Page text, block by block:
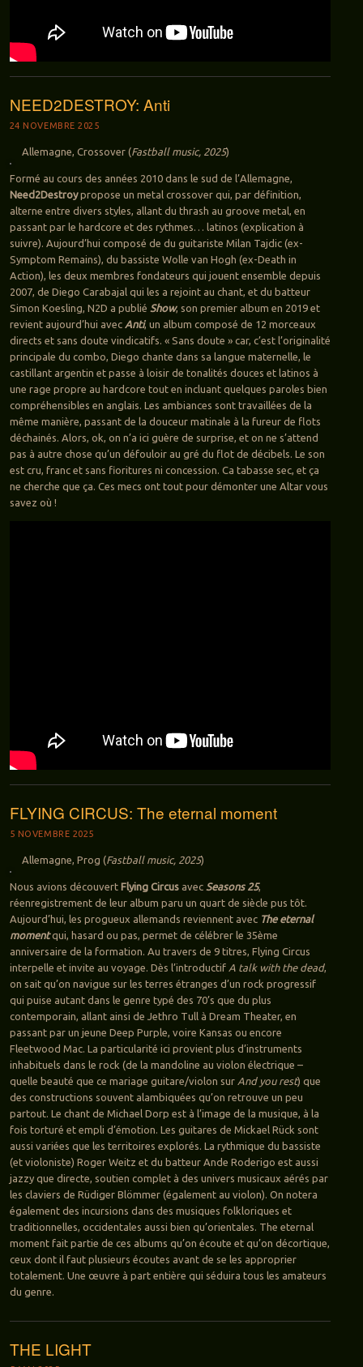
NEED2DESTROY: Anti
24 NOVEMBRE 2025
Allemagne, Crossover (Fastball music, 2025)
Formé au cours des années 2010 dans le sud de l’Allemagne,
Need2Destroypropose un metal crossover qui, par définition,
alterne entre divers styles, allant du thrash au groove metal, en
passant par le hardcore et des rythmes… latinos (explication à
suivre). Aujourd’hui composé de du guitariste Milan Tajdic (ex-
Symptom Remains), du bassiste Wolle van Hogh (ex-Death in
Action), les deux membres fondateurs qui jouent ensemble depuis
2007, de Diego Carabajal qui les a rejoint au chant, et du batteur
Simon Koesling, N2D a publié Show, son premier album en 2019 et
revient aujourd’hui avec Anti, un album composé de 12 morceaux
directs et sans doute vindicatifs. « Sans doute » car, c’est l’originalité
principale du combo, Diego chante dans sa langue maternelle, le
castillant argentin et passe à loisir de tonalités douces et latinos à
une rage propre au hardcore tout en incluant quelques paroles bien
compréhensibles en anglais. Les ambiances sont travaillées de la
même manière, passant de la douceur matinale à la fureur de flots
déchainés. Alors, ok, on n’a ici guère de surprise, et on ne s’attend
pas à autre chose qu’un défouloir au gré du flot de décibels. Le son
est cru, franc et sans fioritures ni concession. Ca tabasse sec, et ça
ne cherche que ça. Ces mecs ont tout pour démonter une Altar vous
savez où !
FLYING CIRCUS: The eternal moment
5 NOVEMBRE 2025
Allemagne, Prog (Fastball music, 2025)
Nous avions découvert Flying Circusavec Seasons 25,
réenregistrement de leur album paru un quart de siècle pus tôt.
Aujourd’hui, les progueux allemands reviennent avec The eternal
momentqui, hasard ou pas, permet de célébrer le 35ème
anniversaire de la formation. Au travers de 9 titres, Flying Circus
interpelle et invite au voyage. Dès l’introductif A talk with the dead,
on sait qu’on navigue sur les terres étranges d’un rock progressif
qui puise autant dans le genre typé des 70’s que du plus
contemporain, allant ainsi de Jethro Tull à Dream Theater, en
passant par un jeune Deep Purple, voire Kansas ou encore
Fleetwood Mac. La particularité ici provient plus d’instruments
inhabituels dans le rock (de la mandoline au violon électrique –
quelle beauté que ce mariage guitare/violon sur And you rest) que
des constructions souvent alambiquées qu’on retrouve un peu
partout. Le chant de Michael Dorp est à l’image de la musique, à la
fois torturé et empli d’émotion. Les guitares de Mickael Rück sont
aussi variées que les territoires explorés. La rythmique du bassiste
(et violoniste) Roger Weitz et du batteur Ande Roderigo est aussi
jazzy que directe, soutien complet à des univers musicaux aérés par
les claviers de Rüdiger Blömmer (également au violon). On notera
également des incursions dans des musiques folkloriques et
traditionnelles, occidentales aussi bien qu’orientales. The eternal
moment fait partie de ces albums qu’on écoute et qu’on décortique,
ceux dont il faut plusieurs écoutes avant de se les approprier
totalement. Une œuvre à part entière qui séduira tous les amateurs
du genre.
THE LIGHT